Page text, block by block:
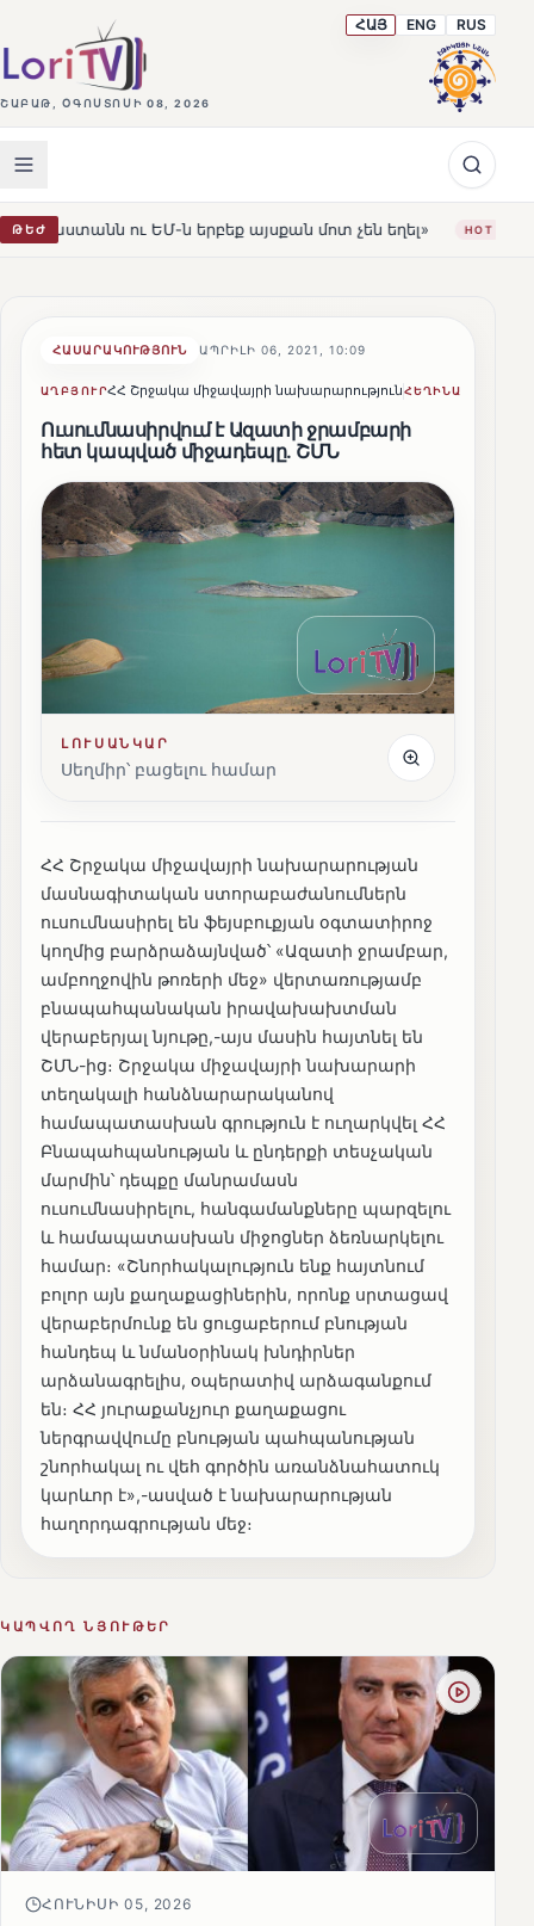
ՇԱԲԱԹ, ՕԳՈՍՏՈՍԻ 08, 2026
ՀԱՅ ENG RUS
ԹԵԺ
ԵՄ-ն երբեք այսքան մոտ չեն եղել» HOT Լեռնահովիտի
ՀԱՍԱՐԱԿՈՒԹՅՈՒՆ ԱՊՐԻԼԻ 06, 2021, 10:09
ԱՂԲՅՈՒՐՀՀ Շրջակա միջավայրի նախարարությունՀԵՂԻՆԱԿ
Ուսումնասիրվում է Ազատի ջրամբարի
հետ կապված միջադեպը. ՇՄՆ
ԼՈՒՍԱՆԿԱՐ
Սեղմիր՝ բացելու համար
ՀՀ Շրջակա միջավայրի նախարարության
մասնագիտական ստորաբաժանումներն
ուսումնասիրել են ֆեյսբուքյան օգտատիրոջ
կողմից բարձրաձայնված՝ «Ազատի ջրամբար,
ամբողջովին թոռերի մեջ» վերտառությամբ
բնապահպանական իրավախախտման
վերաբերյալ նյութը,-այս մասին հայտնել են
ՇՄՆ-ից։ Շրջակա միջավայրի նախարարի
տեղակալի հանձնարարականով
համապատասխան գրություն է ուղարկվել ՀՀ
Բնապահպանության և ընդերքի տեսչական
մարմին՝ դեպքը մանրամասն
ուսումնասիրելու, հանգամանքները պարզելու
և համապատասխան միջոցներ ձեռնարկելու
համար։ «Շնորհակալություն ենք հայտնում
բոլոր այն քաղաքացիներին, որոնք սրտացավ
վերաբերմունք են ցուցաբերում բնության
հանդեպ և նմանօրինակ խնդիրներ
արձանագրելիս, օպերատիվ արձագանքում
են։ ՀՀ յուրաքանչյուր քաղաքացու
ներգրավվումը բնության պահպանության
շնորհակալ ու վեհ գործին առանձնահատուկ
կարևոր է»,-ասված է նախարարության
հաղորդագրության մեջ։
ԿԱՊՎՈՂ ՆՅՈՒԹԵՐ
ՀՈՒՆԻՍԻ 05, 2026